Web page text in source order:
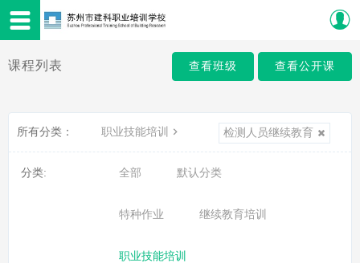
课程列表 查看班级 查看公开课
所有分类： 职业技能培训 检测人员继续教育
分类: 全部 默认分类
特种作业 继续教育培训
职业技能培训